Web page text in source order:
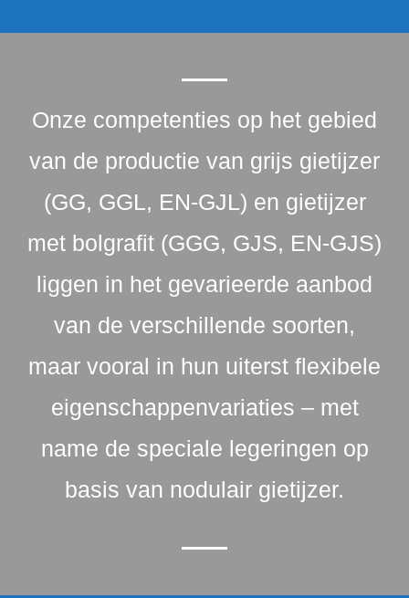
Onze competenties op het gebied
van de productie van grijs gietijzer
(GG, GGL, EN-GJL) en gietijzer
met bolgrafit (GGG, GJS, EN-GJS)
liggen in het gevarieerde aanbod
van de verschillende soorten,
maar vooral in hun uiterst flexibele
eigenschappenvariaties – met
name de speciale legeringen op
basis van nodulair gietijzer.